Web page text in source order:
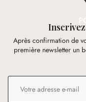
Après confirmation de
première newsletter un
Adresse e-mail